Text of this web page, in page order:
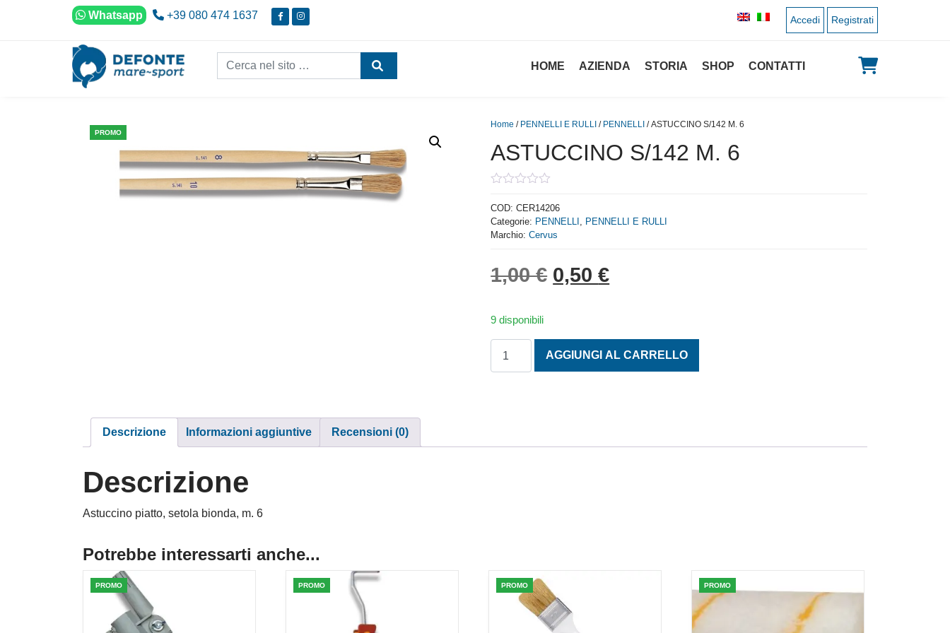
Vai al contenuto
Whatsapp +39 080 474 1637 Accedi Registrati
Cerca nel sito...
HOME AZIENDA STORIA SHOP CONTATTI
PROMO
Home / PENNELLI E RULLI / PENNELLI / ASTUCCINO S/142 M. 6
ASTUCCINO S/142 M. 6
out
of
5
COD:CER14206
Categorie: PENNELLI , PENNELLI E RULLI
Marchio:Cervus
1,00€ Il prezzo originale era: 1,00 €.
0,50€Il prezzo attuale è: 0,50 €.
9 disponibili
AGGIUNGI AL CARRELLO
Descrizione Informazioni aggiuntive Recensioni (0)
Descrizione
Astuccino piatto, setola bionda, m. 6
Potrebbe interessarti anche...
PROMO PROMO PROMO PROMO